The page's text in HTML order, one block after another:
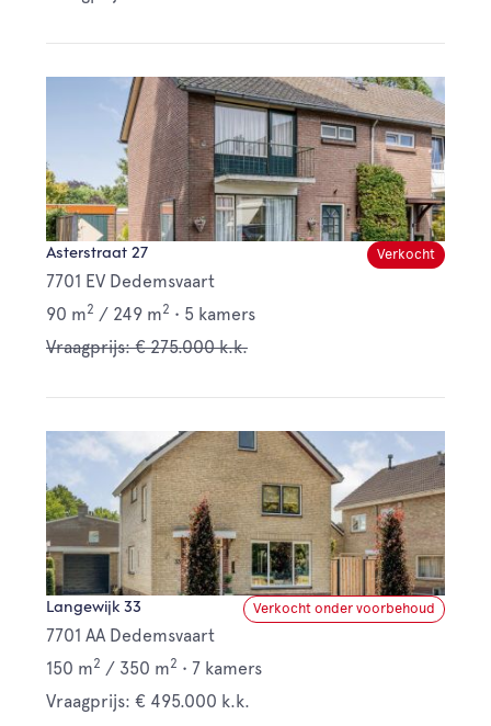
Verkocht
Asterstraat 27
7701 EV Dedemsvaart
90 m2 / 249 m2 • 5 kamers
Vraagprijs: € 275.000 k.k.
Verkocht onder voorbehoud
Langewijk 33
7701 AA Dedemsvaart
150 m2 / 350 m2 • 7 kamers
Vraagprijs: € 495.000 k.k.